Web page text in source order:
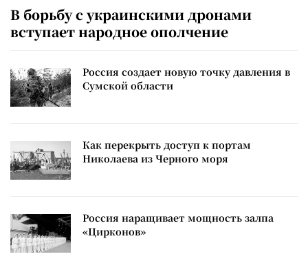
В борьбу с украинскими дронами
вступает народное ополчение
Россия создает новую точку давления в
Сумской области
Как перекрыть доступ к портам
Николаева из Черного моря
Россия наращивает мощность залпа
«Цирконов»